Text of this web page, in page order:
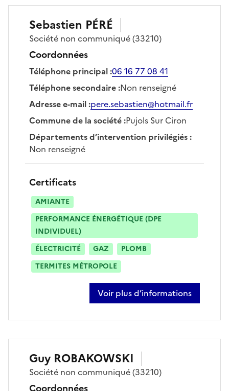
Sebastien PÉRÉ
Société non communiqué(33210)
Coordonnées
Téléphone principal:06 16 77 08 41
Téléphone secondaire:Non renseigné
Adresse e-mail:pere.sebastien@hotmail.fr
Commune de la société:Pujols Sur Ciron
Départements d’intervention privilégiés:
Non renseigné
Certificats
AMIANTE
PERFORMANCE ÉNERGÉTIQUE (DPE
INDIVIDUEL)
ÉLECTRICITÉ
GAZ
PLOMB
TERMITES MÉTROPOLE
Voir plus d’informations
sur sebastien péré
Guy ROBAKOWSKI
Société non communiqué(33210)
Coordonnées